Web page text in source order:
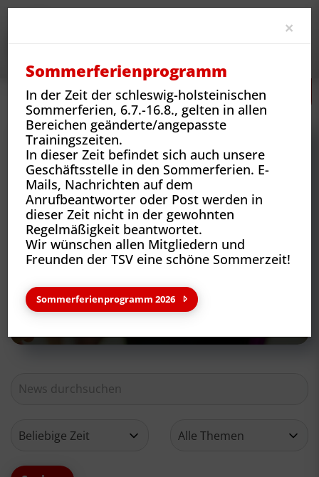
Neues Vereins-News Wir sind der Verein - Lukas Heinelt
Neues aus deinem Verein
×
Sommerferienprogramm
In der Zeit der schleswig-holsteinischen
Sommerferien, 6.7.-16.8., gelten in allen
Bereichen geänderte/angepasste
Trainingszeiten.
In dieser Zeit befindet sich auch unsere
Geschäftsstelle in den Sommerferien. E-
Mails, Nachrichten auf dem
Anrufbeantworter oder Post werden in
dieser Zeit nicht in der gewohnten
Regelmäßigkeit beantwortet.
Wir wünschen allen Mitgliedern und
Freunden der TSV eine schöne Sommerzeit!
Sommerferienprogramm 2026